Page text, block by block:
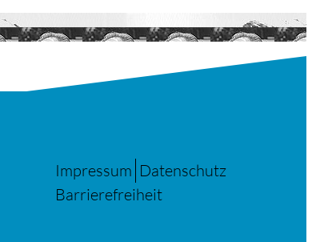
Impressum Datenschutz
Barrierefreiheit